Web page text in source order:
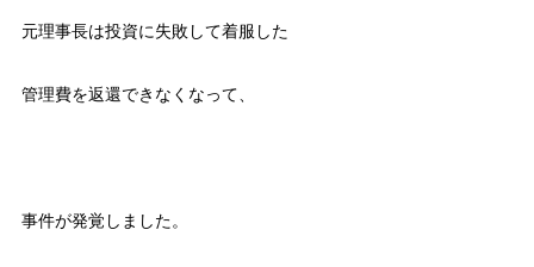
元理事長は投資に失敗して着服した
管理費を返還できなくなって、
事件が発覚しました。